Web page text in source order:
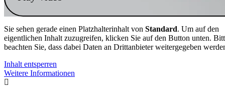
Sie sehen gerade einen Platzhalterinhalt von Standard. Um auf den
eigentlichen Inhalt zuzugreifen, klicken Sie auf den Button unten.
beachten Sie, dass dabei Daten an Drittanbieter weitergegeben
Inhalt entsperren
Weitere Informationen